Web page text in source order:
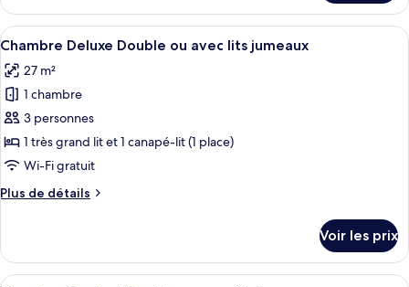
Double
ou
avec
lits
jumeaux
le
type
de
Chambre
Supérieure
Double
ou
avec
lits
jumeaux
Afficher
toutes
les
photos
pour
ce
type
chambre :
Double
Une chambre à coucher avec une
8
Chambre Deluxe Double ou avec lits jumeaux
27 m²
1 chambre
3 personnes
1 très grand lit et 1 canapé-lit (1 place)
Wi-Fi gratuit
Plus de détails
Plus
le
type
Voir les prix
Une chambre d’hôtel comprenant